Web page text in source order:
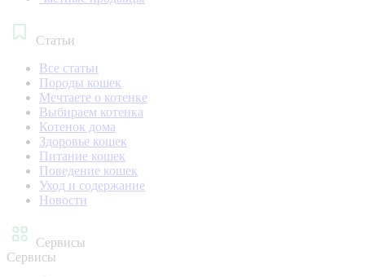
Статьи
Все статьи
Породы кошек
Мечтаете о котенке
Выбираем котенка
Котенок дома
Здоровье кошек
Питание кошек
Поведение кошек
Уход и содержание
Новости
Сервисы
Сервисы